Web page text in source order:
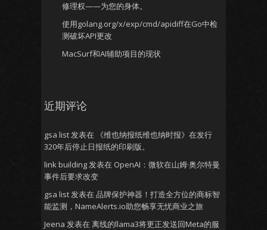
修理权——为您的身体。
使用golang.org/x/exp/cmd/apidiff在Go中检
测破坏API更改
MacSurf和AI辅助项目的现状
近期评论
gsa list发表在
《维也纳报纸维也纳时报》在发行
320年后停止日报纸的印刷版。
link building发表在 OpenAI：微软在山姆·奥尔特曼
事件后要求改变
gsa list发表在 品牌保护神器！打造全方位的商标智
能监测，NameAlerts.io助您畅享无忧商业之旅
Jeena 发表在 离线的llama3将更正发送回Meta的服